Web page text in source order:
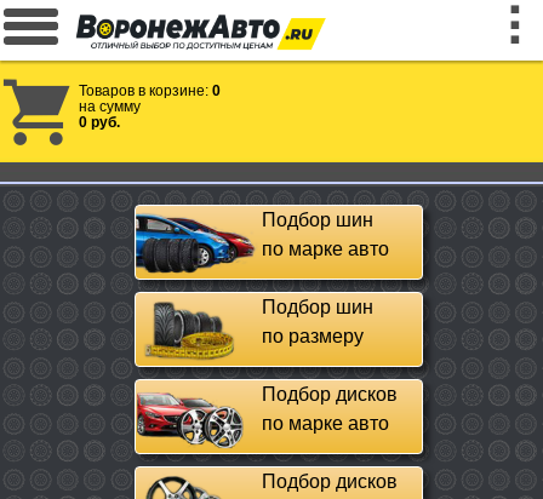
Товаров в корзине: 0
на сумму
0 руб.
Подбор шин
по марке авто
Подбор шин
по размеру
Подбор дисков
по марке авто
Подбор дисков